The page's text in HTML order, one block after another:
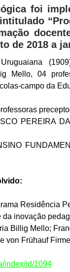
foi
de 2018 a
Mello, 04
campo da
PEREIRA
Residência
inovação
Billig Mello;
von Frühauf Firme
index/id/1094